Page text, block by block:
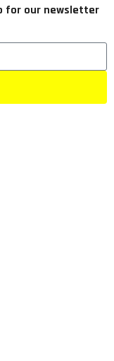
for our newsletter